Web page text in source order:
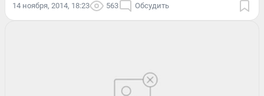
14 ноября, 2014, 18:23 563 Обсудить